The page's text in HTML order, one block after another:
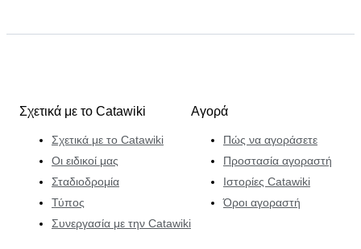
Σχετικά με το Catawiki
Σχετικά με το Catawiki
Οι ειδικοί μας
Σταδιοδρομία
Τύπος
Συνεργασία με την Catawiki
Αγορά
Πώς να αγοράσετε
Προστασία αγοραστή
Ιστορίες Catawiki
Όροι αγοραστή